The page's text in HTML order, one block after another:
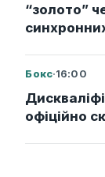
“золото”
Бокс·16:00
офіційно